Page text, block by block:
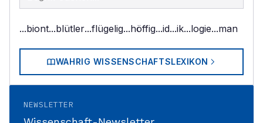
...biont...blütler...flügelig...höffig...id...ik...logie...man
WAHRIG WISSENSCHAFTSLEXIKON
NEWSLETTER